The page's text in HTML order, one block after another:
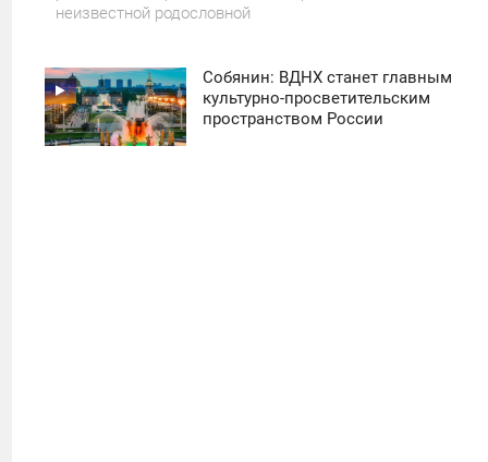
неизвестной родословной
Собянин: ВДНХ станет главным
культурно-просветительским
пространством России